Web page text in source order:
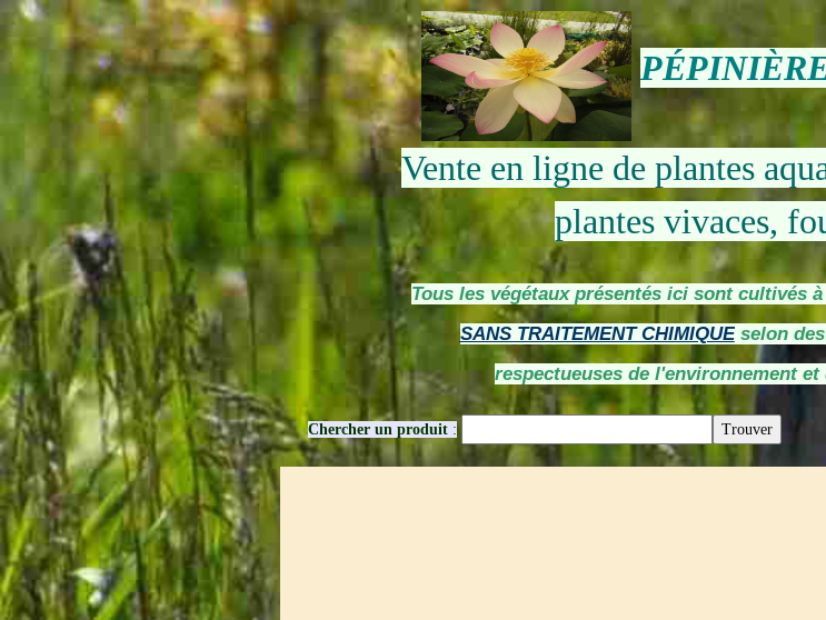
Vente en ligne de plantes
plantes vivaces,
Tous les végétaux présentés ici sont cultivés
SANS TRAITEMENT CHIMIQUEselon
respectueuses de l'environnement
Chercher un produit :